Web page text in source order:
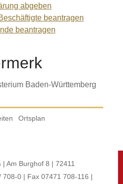
abgeben
beantragen
beantragen
Baden-Württemberg
Ortsplan
| Am Burghof 8 | 72411
708-0 | Fax 07471 708-116 |